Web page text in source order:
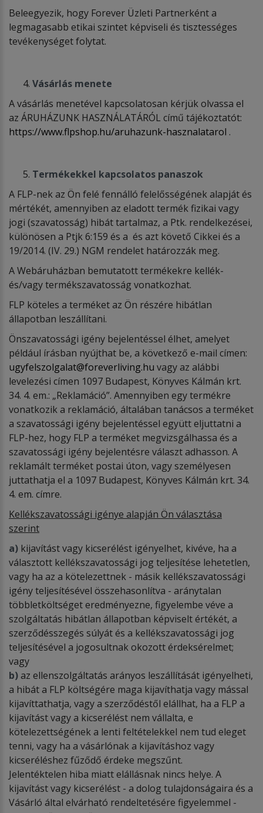
Beleegyezik, hogy Forever Üzleti Partnerként a
legmagasabb etikai szintet képviseli és tisztességes
tevékenységet folytat.
Vásárlás menete
A vásárlás menetével kapcsolatosan kérjük olvassa el
az ÁRUHÁZUNK HASZNÁLATÁRÓL című tájékoztatót:
https://www.flpshop.hu/aruhazunk-hasznalatarol .
Termékekkel kapcsolatos panaszok
A FLP-nek az Ön felé fennálló felelősségének alapját és
mértékét, amennyiben az eladott termék fizikai vagy
jogi (szavatosság) hibát tartalmaz, a Ptk. rendelkezései,
különösen a Ptjk 6:159 és a és azt követő Cikkei és a
19/2014. (IV. 29.) NGM rendelet határozzák meg.
A Webáruházban bemutatott termékekre kellék-
és/vagy termékszavatosság vonatkozhat.
FLP köteles a terméket az Ön részére hibátlan
állapotban leszállítani.
Önszavatossági igény bejelentéssel élhet, amelyet
például írásban nyújthat be, a következő e-mail címen:
ugyfelszolgalat@foreverliving.hu vagy az alábbi
levelezési címen 1097 Budapest, Könyves Kálmán krt.
34. 4. em.: „Reklamáció”. Amennyiben egy termékre
vonatkozik a reklamáció, általában tanácsos a terméket
a szavatossági igény bejelentéssel együtt eljuttatni a
FLP-hez, hogy FLP a terméket megvizsgálhassa és a
szavatossági igény bejelentésre választ adhasson. A
reklamált terméket postai úton, vagy személyesen
juttathatja el a 1097 Budapest, Könyves Kálmán krt. 34.
4. em. címre.
Kellékszavatossági igénye alapján Ön választása
szerint
a) kijavítást vagy kicserélést igényelhet, kivéve, ha a
választott kellékszavatossági jog teljesítése lehetetlen,
vagy ha az a kötelezettnek - másik kellékszavatossági
igény teljesítésével összehasonlítva - aránytalan
többletköltséget eredményezne, figyelembe véve a
szolgáltatás hibátlan állapotban képviselt értékét, a
szerződésszegés súlyát és a kellékszavatossági jog
teljesítésével a jogosultnak okozott érdeksérelmet;
vagy
b)az ellenszolgáltatás arányos leszállítását igényelheti,
a hibát a FLP költségére maga kijavíthatja vagy mással
kijavíttathatja, vagy a szerződéstől elállhat, ha a FLP a
kijavítást vagy a kicserélést nem vállalta, e
kötelezettségének a lenti feltételekkel nem tud eleget
tenni, vagy ha a vásárlónak a kijavításhoz vagy
kicseréléshez fűződő érdeke megszűnt.
Jelentéktelen hiba miatt elállásnak nincs helye. A
kijavítást vagy kicserélést - a dolog tulajdonságaira és a
Vásárló által elvárható rendeltetésére figyelemmel -